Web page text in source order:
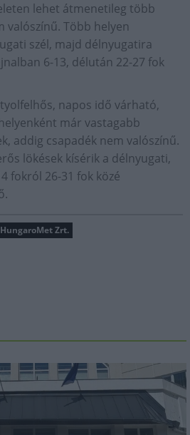
lehet átmenetileg több
valószínű. Több helyen
szél, majd délnyugatira
6-13, délután 22-27 fok
napos idő várható,
már vastagabb
addig csapadék nem valószínű.
lökések kísérik a délnyugati,
fokról 26-31 fok közé
HungaroMet Zrt.